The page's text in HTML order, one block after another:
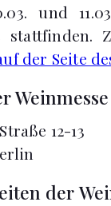
und
stattfinden.
der Seite
12-13
der